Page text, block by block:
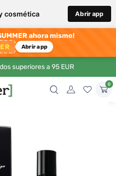
cosmética Abrir app
ahora mismo!
Abrir app
superiores a 95 EUR
0